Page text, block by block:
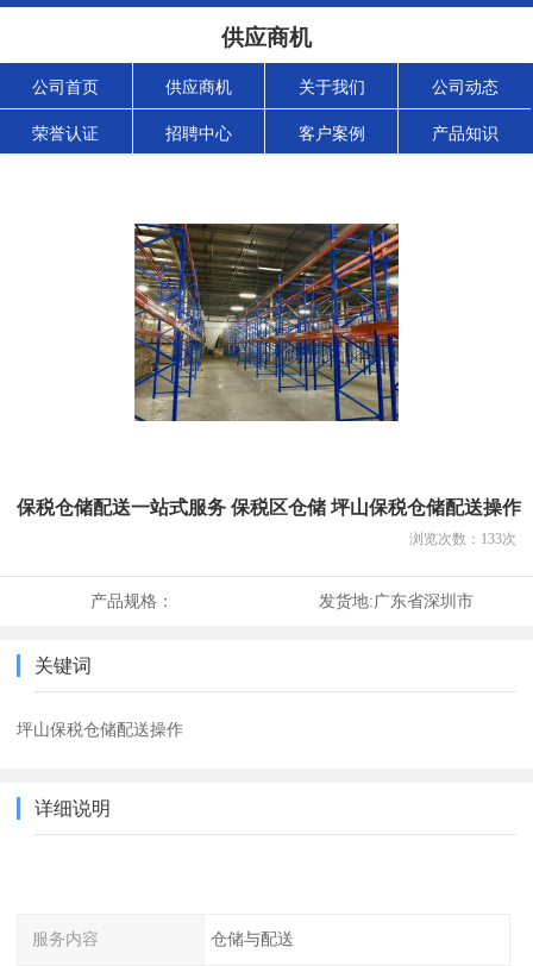
供应商机
公司首页 供应商机 关于我们 公司动态
荣誉认证 招聘中心 客户案例 产品知识
保税仓储配送一站式服务 保税区仓储 坪山保税仓储配送操作
浏览次数： 133次
产品规格： 发货地:广东省深圳市
关键词
坪山保税仓储配送操作
详细说明
服务内容 仓储与配送